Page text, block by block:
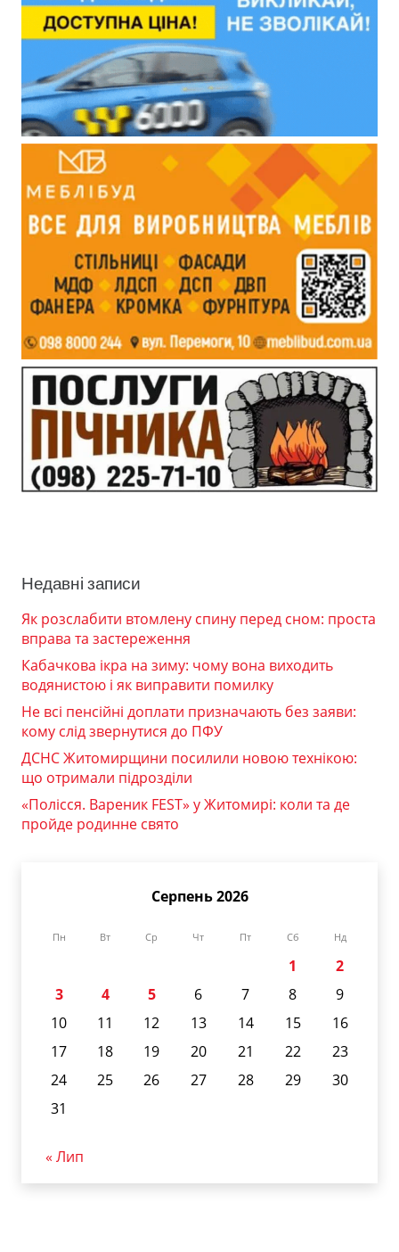
Недавні записи
Як розслабити втомлену спину перед сном: проста
вправа та застереження
Кабачкова ікра на зиму: чому вона виходить
водянистою і як виправити помилку
Не всі пенсійні доплати призначають без заяви:
кому слід звернутися до ПФУ
ДСНС Житомирщини посилили новою технікою:
що отримали підрозділи
«Полісся. Вареник FEST» у Житомирі: коли та де
пройде родинне свято
Серпень 2026
Пн Вт Ср Чт Пт Сб Нд
1
2
3
4 5 6 7 8
9
10
11 12 13 14 15
16
17
18 19 20 21 22
23
24
25 26 27 28 29
30
31
« Лип